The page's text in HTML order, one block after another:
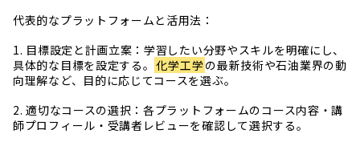
代表的なプラットフォームと活用法：
1. 目標設定と計画立案：学習したい分野やスキルを明確にし、
具体的な目標を設定する。 化学工学 の最新技術や石油業界の動
向理解など、目的に応じてコースを選ぶ。
2. 適切なコースの選択：各プラットフォームのコース内容・講
師プロフィール・受講者レビューを確認して選択する。